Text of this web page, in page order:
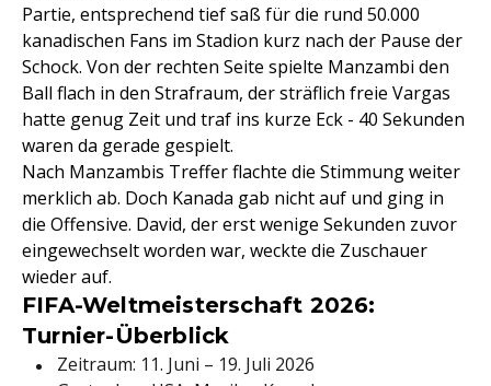
Partie, entsprechend tief saß für die rund 50.000
kanadischen Fans im Stadion kurz nach der Pause der
Schock. Von der rechten Seite spielte Manzambi den
Ball flach in den Strafraum, der sträflich freie Vargas
hatte genug Zeit und traf ins kurze Eck - 40 Sekunden
waren da gerade gespielt.
Nach Manzambis Treffer flachte die Stimmung weiter
merklich ab. Doch Kanada gab nicht auf und ging in
die Offensive. David, der erst wenige Sekunden zuvor
eingewechselt worden war, weckte die Zuschauer
wieder auf.
FIFA-Weltmeisterschaft 2026:
Turnier-Überblick
Zeitraum: 11. Juni – 19. Juli 2026